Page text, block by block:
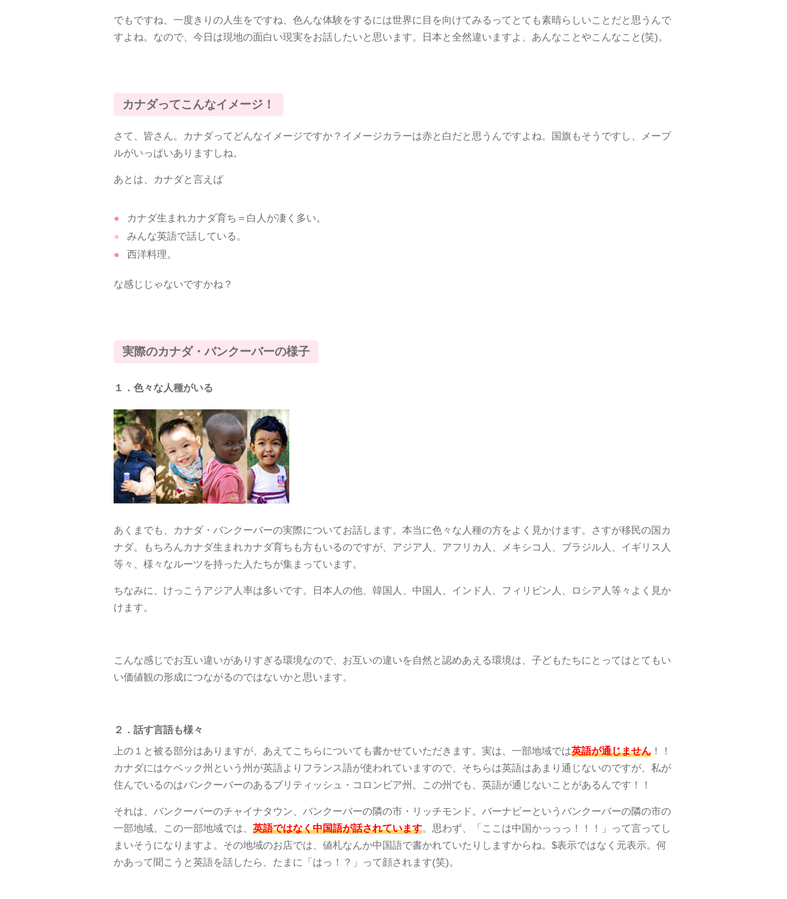
でもですね、一度きりの人生をですね、色んな体験をするには世界に目を向けてみるってとても素晴らしいことだと思うんで
すよね。なので、今日は現地の面白い現実をお話したいと思います。日本と全然違いますよ、あんなことやこんなこと(笑)。
カナダってこんなイメージ！
さて、皆さん。カナダってどんなイメージですか？イメージカラーは赤と白だと思うんですよね。国旗もそうですし、メープ
ルがいっぱいありますしね。
あとは、カナダと言えば
カナダ生まれカナダ育ち＝白人が凄く多い。
みんな英語で話している。
西洋料理。
な感じじゃないですかね？
実際のカナダ・バンクーバーの様子
１．色々な人種がいる
あくまでも、カナダ・バンクーバーの実際についてお話します。本当に色々な人種の方をよく見かけます。さすが移民の国カ
ナダ。もちろんカナダ生まれカナダ育ちも方もいるのですが、アジア人、アフリカ人、メキシコ人、ブラジル人、イギリス人
等々、様々なルーツを持った人たちが集まっています。
ちなみに、けっこうアジア人率は多いです。日本人の他、韓国人、中国人、インド人、フィリピン人、ロシア人等々よく見か
けます。
こんな感じでお互い違いがありすぎる環境なので、お互いの違いを自然と認めあえる環境は、子どもたちにとってはとてもい
い価値観の形成につながるのではないかと思います。
２．話す言語も様々
上の１と被る部分はありますが、あえてこちらについても書かせていただきます。実は、一部地域では英語が通じません ！！
カナダにはケベック州という州が英語よりフランス語が使われていますので、そちらは英語はあまり通じないのですが、私が
住んでいるのはバンクーバーのあるブリティッシュ・コロンビア州。この州でも、英語が通じないことがあるんです！！
それは、バンクーバーのチャイナタウン、バンクーバーの隣の市・リッチモンド。バーナビーというバンクーバーの隣の市の
一部地域。この一部地域では、英語ではなく中国語が話されています。思わず、「ここは中国かっっっ！！！」って言ってし
まいそうになりますよ。その地域のお店では、値札なんか中国語で書かれていたりしますからね。$表示ではなく元表示。何
かあって聞こうと英語を話したら、たまに「はっ！？」って顔されます(笑)。